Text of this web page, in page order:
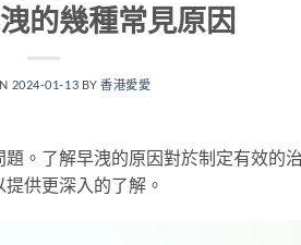
的幾種常見原因
2024-01-13 BY香港愛愛
。了解早洩的原因對於制定有效的
供更深入的了解。